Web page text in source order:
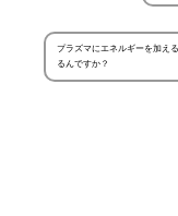
プラズマにエネルギーを加え
るんですか？